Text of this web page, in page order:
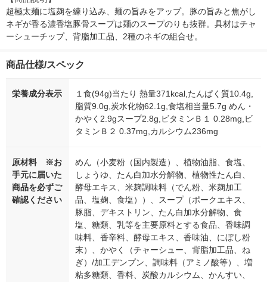
超極太麺に塩麹を練り込み、麺の旨みをアップ。豚の旨みと焦がし
ネギが香る濃香塩豚骨スープは麺のスープのりも抜群。具材はチャ
ーシューチップ、背脂加工品、2種のネギの組合せ。
商品仕様/スペック
栄養成分表示
１食(94g)当たり 熱量371kcal,たんぱく質10.4g,
脂質9.0g,炭水化物62.1g,食塩相当量5.7g めん・
かやく2.9gスープ2.8g,ビタミンＢ１ 0.28mg,ビ
タミンＢ２ 0.37mg,カルシウム236mg
原材料 ※お
手元に届いた
商品を必ずご
確認ください
めん（小麦粉（国内製造）、植物油脂、食塩、
しょうゆ、たん白加水分解物、植物性たん白、
酵母エキス、米麹調味料（でん粉、米麹加工
品、塩麹、食塩））、スープ（ポークエキス、
豚脂、デキストリン、たん白加水分解物、食
塩、糖類、乳等を主要原料とする食品、香味調
味料、香辛料、酵母エキス、香味油、にぼし粉
末）、かやく（チャーシュー、背脂加工品、ね
ぎ）/加工デンプン、調味料（アミノ酸等）、増
粘多糖類、香料、炭酸カルシウム、かんすい、